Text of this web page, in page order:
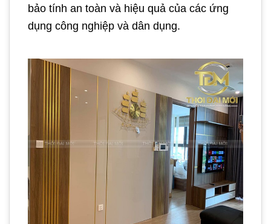
bảo tính an toàn và hiệu quả của các ứng
dụng công nghiệp và dân dụng.